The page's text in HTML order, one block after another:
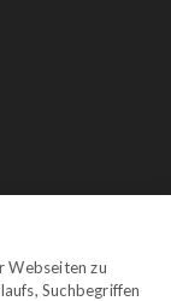
Webseiten zu
Suchbegriffen